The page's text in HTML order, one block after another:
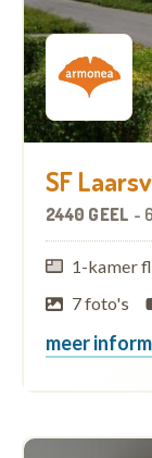
SF
2440 GEEL -
1-kamer
7 foto's
meer